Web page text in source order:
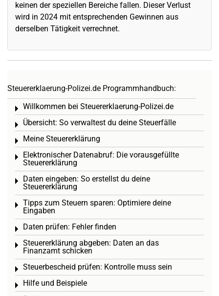
keinen der speziellen Bereiche fallen. Dieser Verlust
wird in 2024 mit entsprechenden Gewinnen aus
derselben Tätigkeit verrechnet.
Steuererklaerung-Polizei.de Programmhandbuch:
Willkommen bei Steuererklaerung-Polizei.de
Toggle menu
Übersicht: So verwaltest du deine Steuerfälle
Toggle menu
Meine Steuererklärung
Toggle menu
Elektronischer Datenabruf: Die vorausgefüllte
Steuererklärung
Toggle menu
Daten eingeben: So erstellst du deine
Steuererklärung
Toggle menu
Tipps zum Steuern sparen: Optimiere deine
Eingaben
Toggle menu
Daten prüfen: Fehler finden
Toggle menu
Steuererklärung abgeben: Daten an das
Finanzamt schicken
Toggle menu
Steuerbescheid prüfen: Kontrolle muss sein
Toggle menu
Hilfe und Beispiele
Toggle menu